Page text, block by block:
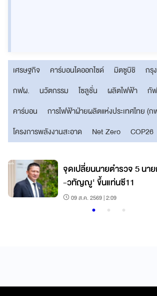
เศรษฐกิจ คาร์บอนไดออกไซด์ มิตซูบิชิ
กรุ
กฟผ.
นวัตกรรม โซลูชั่น ผลิตไฟฟ้า กั
คาร์บอน
การไฟฟ้าฝ่ายผลิตแห่งประเทศไทย (
โครงการพลังงานสะอาด
Net Zero COP26
จุดเปลี่ยนนายตำรวจ 5 น
-วทัญญู' ขึ้นแท่นซี11
09 ส.ค. 2569 | 2:09